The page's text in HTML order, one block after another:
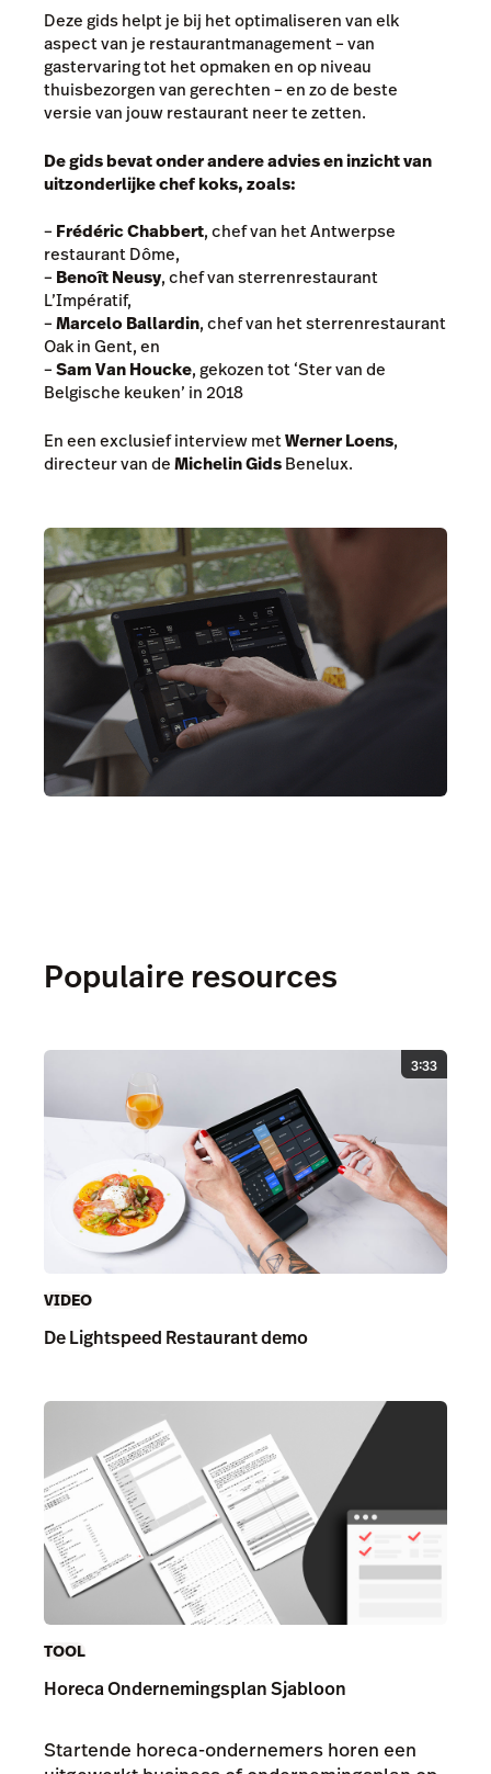
Deze gids helpt je bij het optimaliseren van elk
aspect van je restaurantmanagement – van
gastervaring tot het opmaken en op niveau
thuisbezorgen van gerechten – en zo de beste
versie van jouw restaurant neer te zetten.
De gids bevat onder andere advies en inzicht van
uitzonderlijke chef koks, zoals:
– Frédéric Chabbert, chef van het Antwerpse
restaurant Dôme,
– Benoît Neusy, chef van sterrenrestaurant
L’Impératif,
–Marcelo Ballardin, chef van het sterrenrestaurant
Oak in Gent, en
–Sam Van Houcke, gekozen tot ‘Ster van de
Belgische keuken’ in 2018
En een exclusief interview metWerner Loens,
directeur van deMichelin GidsBenelux.
Populaire resources
3:33
VIDEO
De Lightspeed Restaurant demo
TOOL
Horeca Ondernemingsplan Sjabloon
Startende horeca-ondernemers horen een